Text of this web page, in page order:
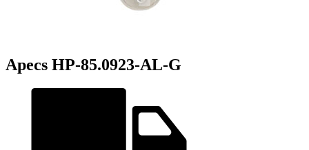
Apecs HP-85.0923-AL-G